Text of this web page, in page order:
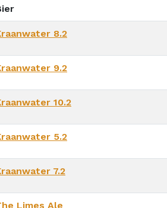
8.2
9.2
10.2
5.2
7.2
Limes Ale